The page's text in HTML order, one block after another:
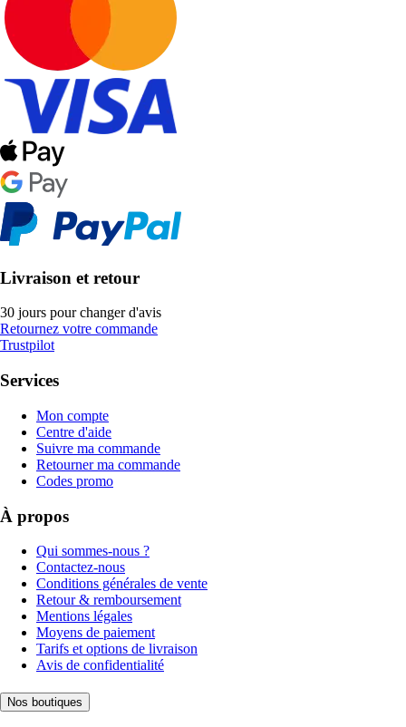
Livraison et retour
30 jours pour changer d'avis
Retournez votre commande
Trustpilot
Services
Mon compte
Centre d'aide
Suivre ma commande
Retourner ma commande
Codes promo
À propos
Qui sommes-nous ?
Contactez-nous
Conditions générales de vente
Retour & remboursement
Mentions légales
Moyens de paiement
Tarifs et options de livraison
Avis de confidentialité
Nos boutiques